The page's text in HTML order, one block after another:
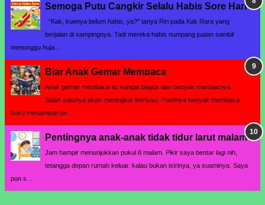
Semoga Putu Cangkir Selalu Habis Sore Hari
“Kak, kuenya belum habis, ya?” tanya Riri pada Kak Rara yang
berjalan di sampingnya. Tadi mereka habis numpang jualan sambil
menunggu huja...
Biar Anak Gemar Membaca
Anak gemar membaca itu sangat bagus dan banyak manfaatnya.
Salah satunya akan meningkat literisasi. Pastinya banyak membaca
buku menambah pe...
Pentingnya anak-anak tidak tidur larut malam
Jam hampir menunjukkan pukul 8 malam. Pikir saya bentar lagi nih,
tetangga depan rumah keluar. kalau bukan istrinya, ya suaminya. Saya
pun s...